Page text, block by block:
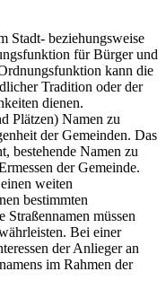
Stadt- beziehungsweise
für Bürger und
kann die
Tradition oder der
dienen.
Plätzen) Namen zu
der Gemeinden. Das
bestehende Namen zu
der Gemeinde.
weiten
bestimmten
müssen
Bei einer
der Anlieger an
im Rahmen der